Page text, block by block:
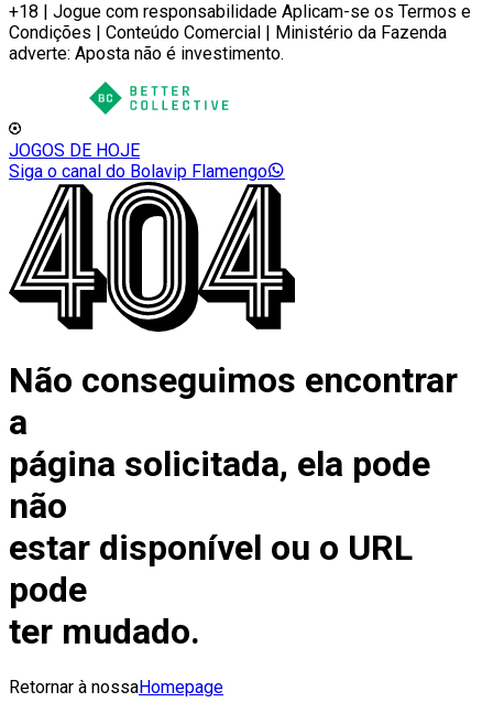
+18 | Jogue com responsabilidade Aplicam-se os Termos e
Condições | Conteúdo Comercial | Ministério da Fazenda
adverte: Aposta não é investimento.
JOGOS DE HOJE
Siga o canal do Bolavip Flamengo
Não conseguimos encontrar
a
página solicitada, ela pode
não
estar disponível ou o URL
pode
ter mudado.
Retornar à nossaHomepage